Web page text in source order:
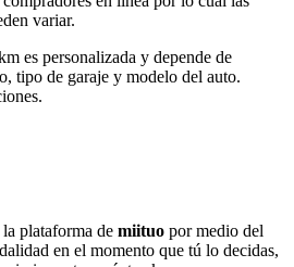
variar.
es personalizada y depende de
tipo de garaje y modelo del auto.
plataforma de miituo por medio del
en el momento que tú lo decidas,